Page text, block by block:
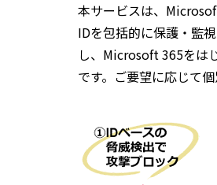
本サービスは、
IDを包括的に保護・監
し、Microsoft 365をは
です。ご要望に応じて